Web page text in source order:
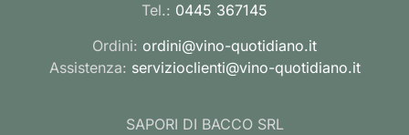
Tel.: 0445 367145
Ordini: ordini@vino-quotidiano.it
Assistenza: servizioclienti@vino-quotidiano.it
SAPORI DI BACCO SRL